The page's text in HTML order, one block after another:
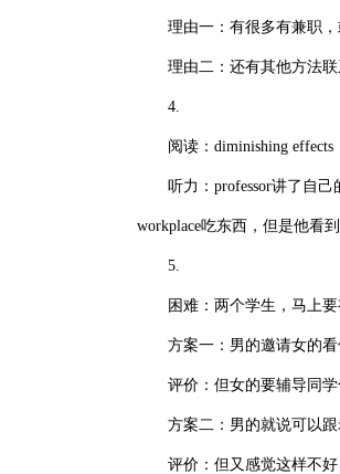
理由一：有很多有兼职，
理由二：还有其他方法联
4.
阅读：diminishing effects，
听力：professor讲了自己
workplace吃东西，但是他看
5.
困难：两个学生，马上要
方案一：男的邀请女的看
评价：但女的要辅导同学
方案二：男的就说可以跟
评价：但又感觉这样不好